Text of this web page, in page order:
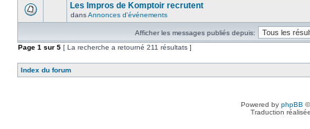
Les Impros de Komptoir recrutent
dansAnnonces d'événements
Afficher les messages publiés depuis:
Page 1 sur 5 [ La recherche a retourné 211 résultats ]
Index du forum
Powered by phpBB
Traduction